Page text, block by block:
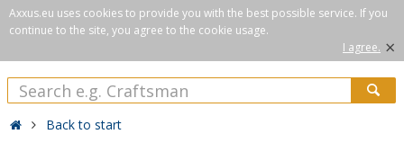
Axxus.eu uses cookies to provide you with the best possible service. If you
continue to the site, you agree to the cookie usage.
I agree. ×
Back to start